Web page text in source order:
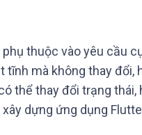
thuộc vào yêu cầu
mà không thay đổi,
thể thay đổi trạng thái,
dựng ứng dụng